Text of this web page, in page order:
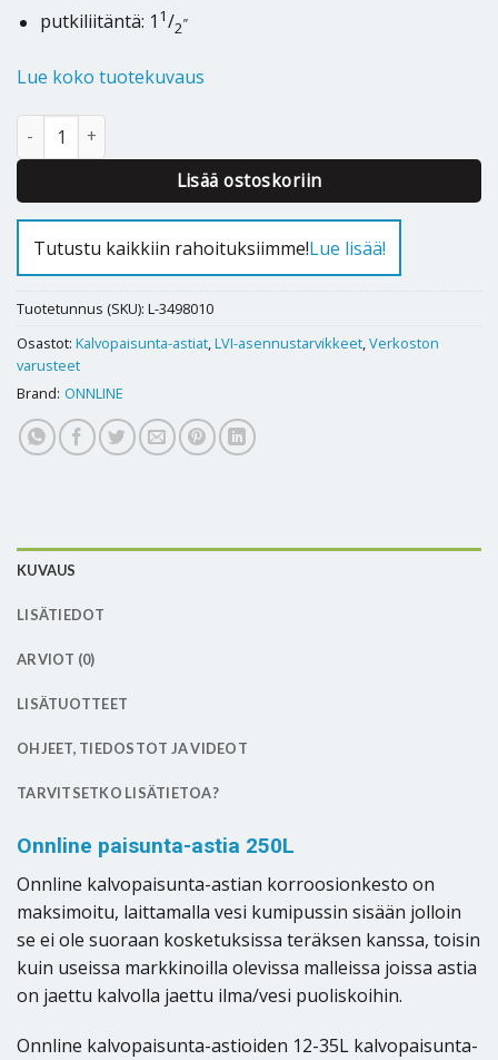
putkiliitäntä: 1 1/2”
Lue koko tuotekuvaus
Kalvopaisunta-astia Onnline 250 L määrä
Lisää ostoskoriin
Alternative:
Tutustu kaikkiin rahoituksiimme!Lue lisää!
Tuotetunnus (SKU): L-3498010
Osastot: Kalvopaisunta-astiat,LVI-asennustarvikkeet,Verkoston
varusteet
Brand: ONNLINE
KUVAUS
LISÄTIEDOT
ARVIOT (0)
LISÄTUOTTEET
OHJEET, TIEDOSTOT JA VIDEOT
TARVITSETKO LISÄTIETOA?
Onnline paisunta-astia 250L
Onnline kalvopaisunta-astian korroosionkesto on
maksimoitu, laittamalla vesi kumipussin sisään jolloin
se ei ole suoraan kosketuksissa teräksen kanssa, toisin
kuin useissa markkinoilla olevissa malleissa joissa astia
on jaettu kalvolla jaettu ilma/vesi puoliskoihin.
Onnline kalvopaisunta-astioiden 12-35L kalvopaisunta-